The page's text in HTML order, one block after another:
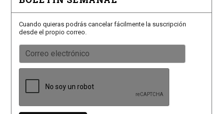
Cuando quieras podrás cancelar fácilmente la suscripción
desde el propio correo.